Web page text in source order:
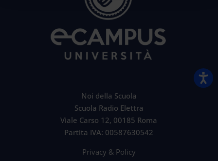
Noi della Scuola
Scuola Radio Elettra
Viale Carso 12, 00185 Roma
Partita IVA: 00587630542
Privacy & Policy